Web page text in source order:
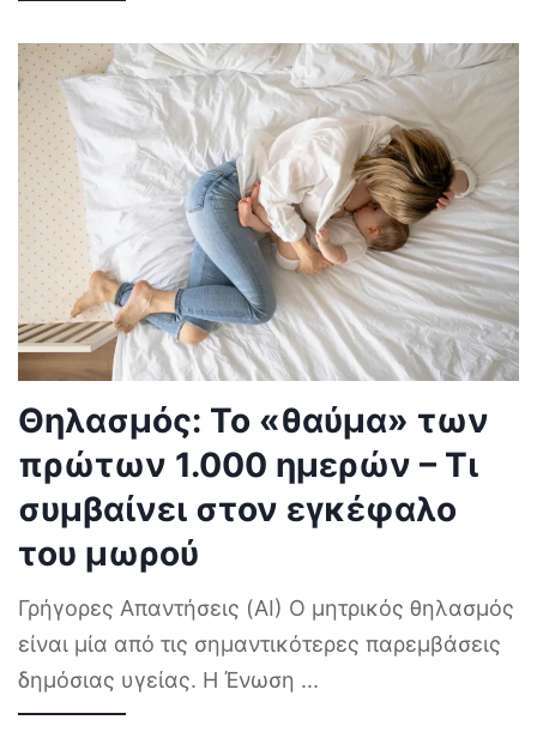
Θηλασμός: Το «θαύμα» των
πρώτων 1.000 ημερών – Τι
συμβαίνει στον εγκέφαλο
του μωρού
Γρήγορες Απαντήσεις (AI) Ο μητρικός θηλασμός
είναι μία από τις σημαντικότερες παρεμβάσεις
δημόσιας υγείας. Η Ένωση ...